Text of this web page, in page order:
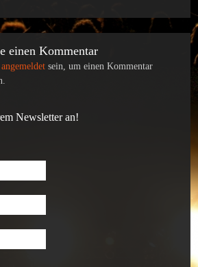
einen Kommentar
angemeldet sein, um einen Kommentar
Newsletter an!